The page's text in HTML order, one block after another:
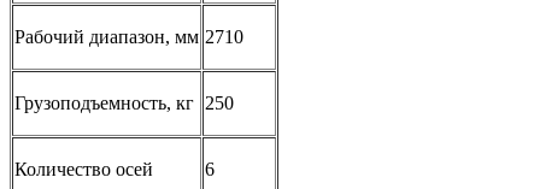
Рабочий диапазон, мм 2710
Грузоподъемность, кг 250
Количество осей 6